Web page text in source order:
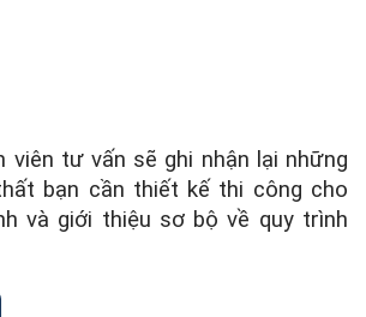
viên tư vấn sẽ ghi nhận lại những
bạn cần thiết kế thi công cho
và giới thiệu sơ bộ về quy trình
gia thiết kế sẽ khảo sát hiện trạng